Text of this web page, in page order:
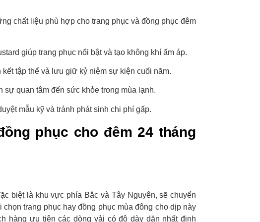
chất liệu phù hợp cho trang phục và đồng phục đêm
giúp trang phục nổi bật và tạo không khí ấm áp.
tập thể và lưu giữ kỷ niệm sự kiện cuối năm.
sự quan tâm đến sức khỏe trong mùa lạnh.
mẫu kỹ và tránh phát sinh chi phí gấp.
phục cho đêm 24 tháng
biệt là khu vực phía Bắc và Tây Nguyên, sẽ chuyển
trang phục hay đồng phục mùa đông cho dịp này
hàng ưu tiên các dòng vải có độ dày dặn nhất định